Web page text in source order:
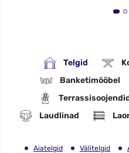
Telgid
Banketimööbel
Laudlinad
Aiatelgid Välitelgid